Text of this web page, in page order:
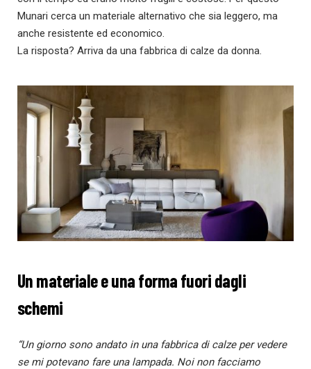
Munari cerca un materiale alternativo che sia leggero, ma
anche resistente ed economico.
La risposta? Arriva da una fabbrica di calze da donna.
Un materiale e una forma fuori dagli
schemi
“Un giorno sono andato in una fabbrica di calze per vedere
se mi potevano fare una lampada. Noi non facciamo